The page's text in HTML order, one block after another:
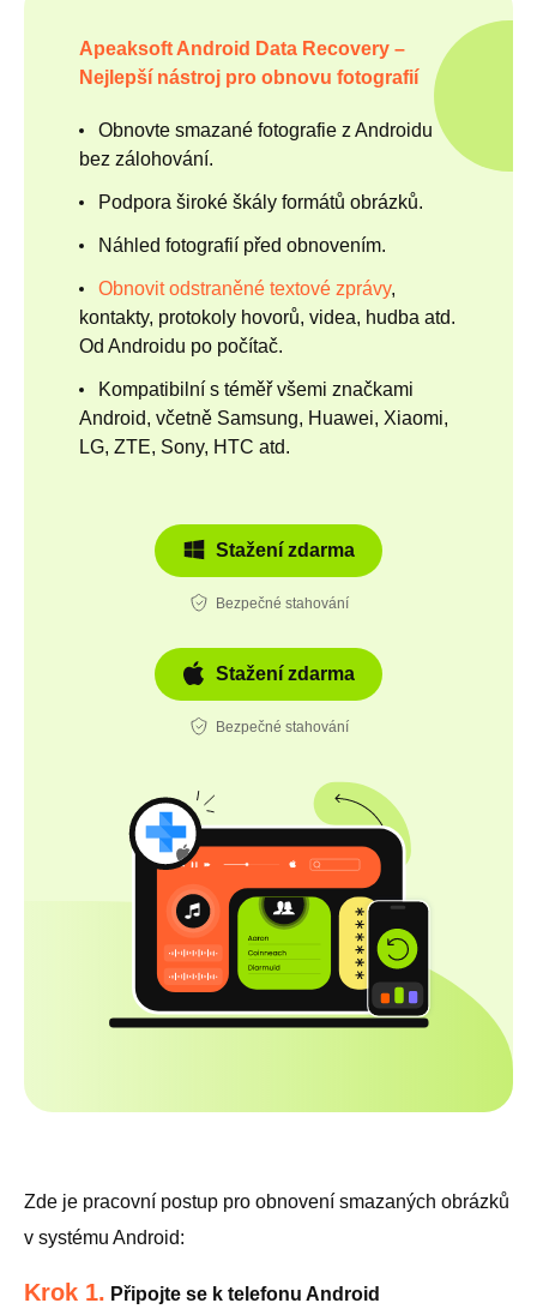
Apeaksoft Android Data Recovery –
Nejlepší nástroj pro obnovu fotografií
Obnovte smazané fotografie z Androidu
bez zálohování.
Podpora široké škály formátů obrázků.
Náhled fotografií před obnovením.
Obnovit odstraněné textové zprávy,
kontakty, protokoly hovorů, videa, hudba atd.
Od Androidu po počítač.
Kompatibilní s téměř všemi značkami
Android, včetně Samsung, Huawei, Xiaomi,
LG, ZTE, Sony, HTC atd.
Stažení zdarma
Bezpečné stahování
Stažení zdarma
Bezpečné stahování
Zde je pracovní postup pro obnovení smazaných obrázků
v systému Android:
Krok 1. Připojte se k telefonu Android